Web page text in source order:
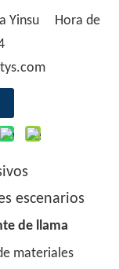
Yinsu Hora de
escenarios
de llama
materiales